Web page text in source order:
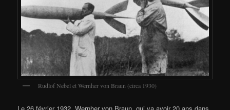
Rudlof Nebel et Wernher von Braun (circa 1930)